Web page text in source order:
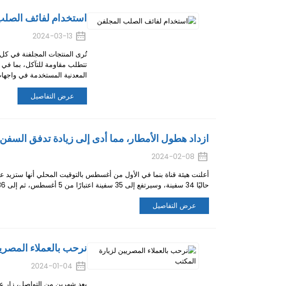
استخدام لفائف
2024-03-13
تُرى المنتجات المجلفنة في
تتطلب مقاومة للتآكل، بما في
المعدنية المستخدمة في
عرض التفاصيل
ازداد هطول الأمطار، مما أدى إلى زيادة تدفق
2024-02-08
أعلنت هيئة قناة بنما في الأول من أغسطس بالتوقيت المحلي أنها ستزيد
حاليًا 34 سفينة، وسيرتفع إلى 35 سفينة اعتبارًا من 5 أغسطس، ثم إلى 36 سفينة اعتبارًا من سبتمبر. 2024-08-02 ...
عرض التفاصيل
نرحب بالعملاء
2024-01-04